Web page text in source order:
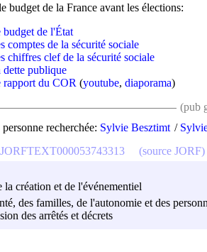
budget de la France avant les élections:
budget de l'État
comptes de la sécurité sociale
chiffres clef de la sécurité sociale
dette publique
rapport du COR (youtube, diaporama)
(pub
recherchée: Sylvie Besztimt
la création et de l'événementiel
des familles, de l'autonomie et des
des arrêtés et décrets
JORFTEXT000053743313 (source JORF)